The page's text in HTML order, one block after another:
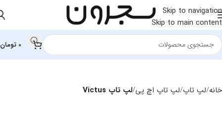
Skip to navigation
Skip to main content
0 تومان
خانه لپ تاپ لپ تاپ اچ‌ پی لپ تاپ Victus